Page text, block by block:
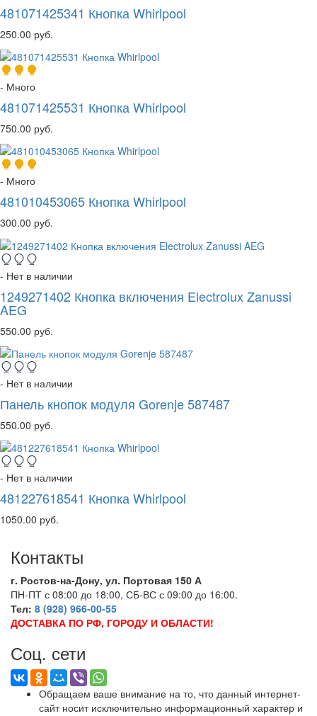
481071425341 Кнопка Whirlpool
250.00 руб.
- Много
481071425531 Кнопка Whirlpool
750.00 руб.
- Много
481010453065 Кнопка Whirlpool
300.00 руб.
- Нет в наличии
1249271402 Кнопка включения Electrolux Zanussi
AEG
550.00 руб.
- Нет в наличии
Панель кнопок модуля Gorenje 587487
550.00 руб.
- Нет в наличии
481227618541 Кнопка Whirlpool
1050.00 руб.
Контакты
г. Ростов-на-Дону, ул. Портовая 150 А
ПН-ПТ с 08:00 до 18:00, СБ-ВС с 09:00 до 16:00.
Тел: 8 (928) 966-00-55
ДОСТАВКА ПО РФ, ГОРОДУ И ОБЛАСТИ!
Соц. сети
Обращаем ваше внимание на то, что данный интернет-
сайт носит исключительно информационный характер и